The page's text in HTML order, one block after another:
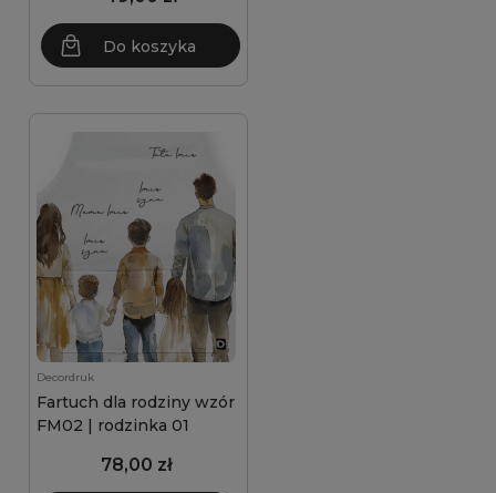
Do koszyka
Decordruk
Fartuch dla rodziny wzór
FM02 | rodzinka 01
78,00 zł